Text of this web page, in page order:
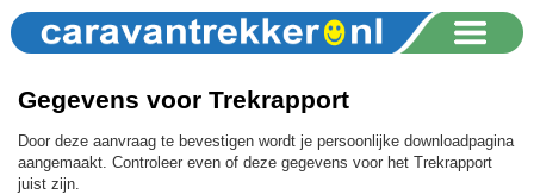
Gegevens voor Trekrapport
Door deze aanvraag te bevestigen wordt je persoonlijke downloadpagina
aangemaakt. Controleer even of deze gegevens voor het Trekrapport
juist zijn.